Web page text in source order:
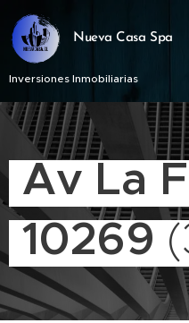
Nueva Casa Spa
Inversiones Inmobiliarias
Av La
10269